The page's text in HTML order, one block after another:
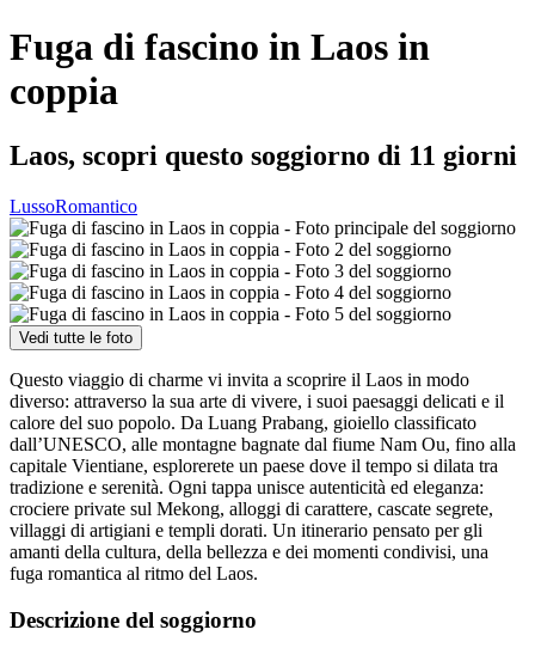
Fuga di fascino in Laos in
coppia
Laos, scopri questo soggiorno di 11 giorni
LussoRomantico
Vedi tutte le foto
Questo viaggio di charme vi invita a scoprire il Laos in modo
diverso: attraverso la sua arte di vivere, i suoi paesaggi delicati e il
calore del suo popolo. Da Luang Prabang, gioiello classificato
dall’UNESCO, alle montagne bagnate dal fiume Nam Ou, fino alla
capitale Vientiane, esplorerete un paese dove il tempo si dilata tra
tradizione e serenità. Ogni tappa unisce autenticità ed eleganza:
crociere private sul Mekong, alloggi di carattere, cascate segrete,
villaggi di artigiani e templi dorati. Un itinerario pensato per gli
amanti della cultura, della bellezza e dei momenti condivisi, una
fuga romantica al ritmo del Laos.
Descrizione del soggiorno